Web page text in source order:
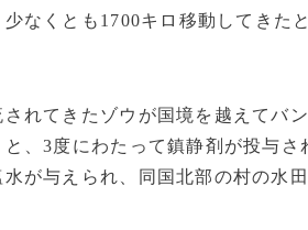
少なくとも1700キロ移動してきた
れてきたゾウが国境を越えてバ
と、3度にわたって鎮静剤が投与
水が与えられ、同国北部の村の水